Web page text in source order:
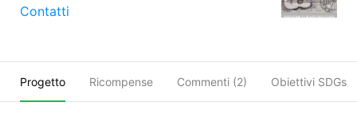
Contatti
Progetto Ricompense Commenti (2) Obiettivi SDGs